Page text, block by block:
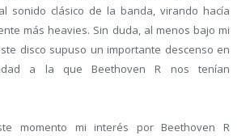
sonido clásico de la banda, virando hacía
más heavies. Sin duda, al menos bajo mi
disco supuso un importante descenso en
a la que Beethoven R nos tenían
momento mi interés por Beethoven R